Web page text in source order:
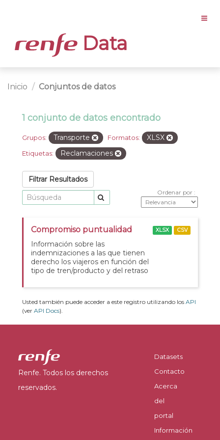
Data
Inicio Conjuntos de datos
1 conjunto de datos encontrado
Grupos: Transporte Formatos: XLSX
Etiquetas: Reclamaciones
Filtrar Resultados
Ordenar por
Compromiso puntualidad
Información sobre las
indemnizaciones a las que tienen
derecho los viajeros en función del
tipo de tren/producto y del retraso
XLSX CSV
Usted también puede acceder a este registro utilizando los API
(ver API Docs).
Renfe. Todos los derechos
reservados.
Datasets
Contacto
Acerca
del
portal
Información